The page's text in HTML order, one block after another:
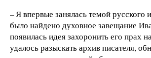
– Я впервые занялась темой русского
было найдено духовное завещание
появилась идея захоронить его прах
удалось разыскать архив писателя,